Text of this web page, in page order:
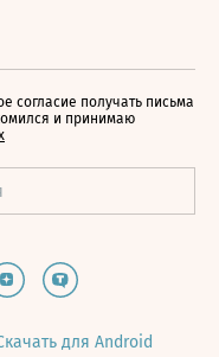
согласие получать письма
и принимаю
для Android